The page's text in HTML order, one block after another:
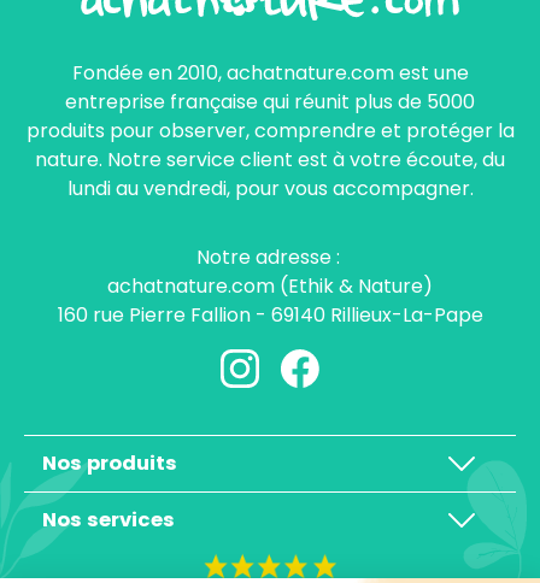
Fondée en 2010, achatnature.com est une
entreprise française qui réunit plus de 5000
produits pour observer, comprendre et protéger la
nature. Notre service client est à votre écoute, du
lundi au vendredi, pour vous accompagner.
Notre adresse :
achatnature.com (Ethik & Nature)
160 rue Pierre Fallion - 69140 Rillieux-La-Pape
Nos produits
Nos services